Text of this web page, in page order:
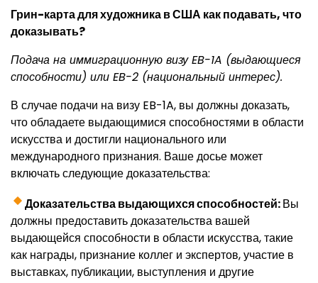
Грин-карта для художника в США как подавать, что
доказывать?
Подача на иммиграционную визу EB-1A (выдающиеся
способности) или EB-2 (национальный интерес).
В случае подачи на визу EB-1A, вы должны доказать,
что обладаете выдающимися способностями в области
искусства и достигли национального или
международного признания. Ваше досье может
включать следующие доказательства:
Доказательства выдающихся способностей:Вы
должны предоставить доказательства вашей
выдающейся способности в области искусства, такие
как награды, признание коллег и экспертов, участие в
выставках, публикации, выступления и другие